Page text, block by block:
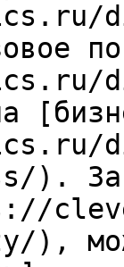
).
),